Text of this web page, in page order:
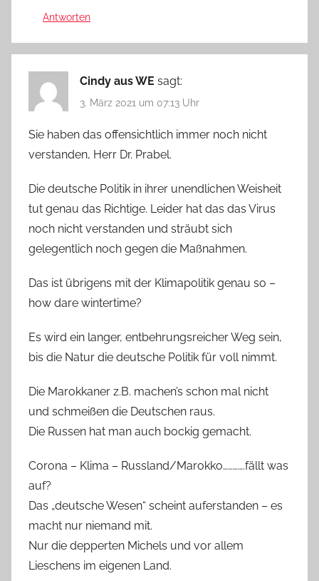
Antworten
Cindy aus WE sagt:
3. März 2021 um 07:13 Uhr
Sie haben das offensichtlich immer noch nicht
verstanden, Herr Dr. Prabel.
Die deutsche Politik in ihrer unendlichen Weisheit
tut genau das Richtige. Leider hat das das Virus
noch nicht verstanden und sträubt sich
gelegentlich noch gegen die Maßnahmen.
Das ist übrigens mit der Klimapolitik genau so –
how dare wintertime?
Es wird ein langer, entbehrungsreicher Weg sein,
bis die Natur die deutsche Politik für voll nimmt.
Die Marokkaner z.B. machen’s schon mal nicht
und schmeißen die Deutschen raus.
Die Russen hat man auch bockig gemacht.
Corona – Klima – Russland/Marokko………….fällt was
auf?
Das „deutsche Wesen“ scheint auferstanden – es
macht nur niemand mit.
Nur die depperten Michels und vor allem
Lieschens im eigenen Land.